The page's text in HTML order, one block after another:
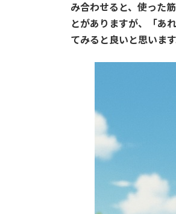
み合わせると、使った
とがありますが、「あ
てみると良いと思います